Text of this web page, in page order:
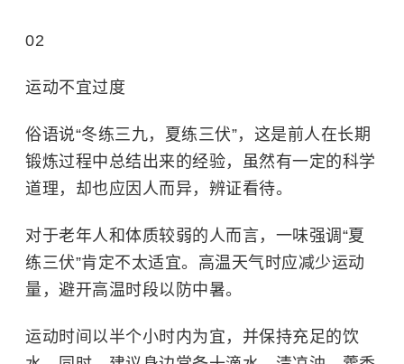
02
运动不宜过度
俗语说“冬练三九，夏练三伏”，这是前人在长期
锻炼过程中总结出来的经验，虽然有一定的科学
道理，却也应因人而异，辨证看待。
对于老年人和体质较弱的人而言，一味强调“夏
练三伏”肯定不太适宜。高温天气时应减少运动
量，避开高温时段以防中暑。
运动时间以半个小时内为宜，并保持充足的饮